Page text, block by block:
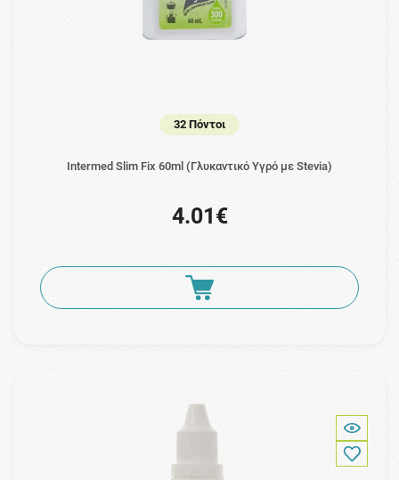
32 Πόντοι
Intermed Slim Fix 60ml (Γλυκαντικό Υγρό με Stevia)
4.01€